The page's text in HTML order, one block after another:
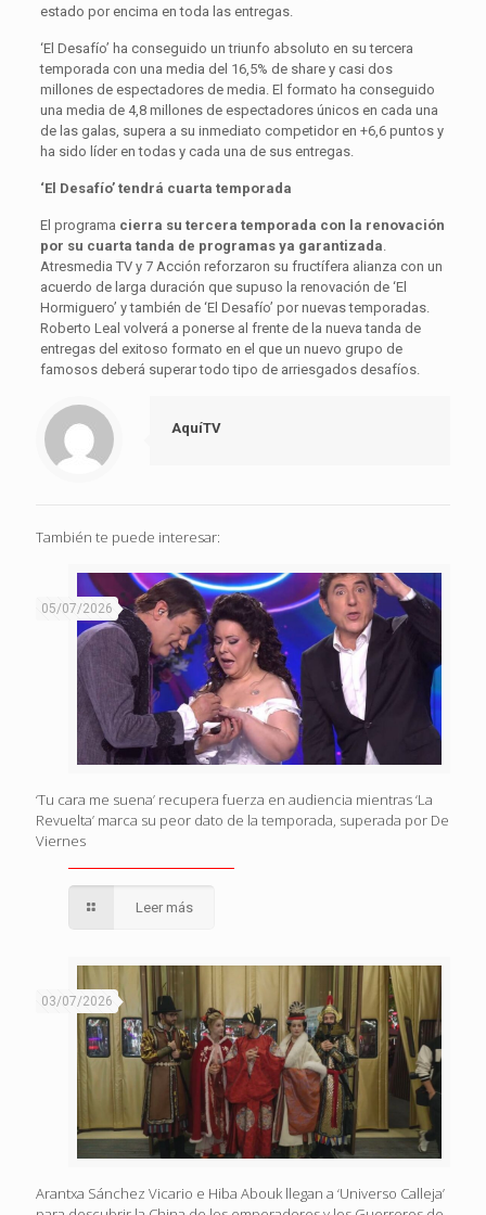
estado por encima en toda las entregas.
‘El Desafío’ ha conseguido un triunfo absoluto en su tercera
temporada con una media del 16,5% de share y casi dos
millones de espectadores de media. El formato ha conseguido
una media de 4,8 millones de espectadores únicos en cada una
de las galas, supera a su inmediato competidor en +6,6 puntos y
ha sido líder en todas y cada una de sus entregas.
‘El Desafío’ tendrá cuarta temporada
El programa cierra su tercera temporada con la renovación
por su cuarta tanda de programas ya garantizada
Atresmedia TV y 7 Acción reforzaron su fructífera alianza con un
acuerdo de larga duración que supuso la renovación de ‘El
Hormiguero’ y también de ‘El Desafío’ por nuevas temporadas.
Roberto Leal volverá a ponerse al frente de la nueva tanda de
entregas del exitoso formato en el que un nuevo grupo de
famosos deberá superar todo tipo de arriesgados desafíos.
AquíTV
También te puede interesar:
05/07/2026
‘Tu cara me suena’ recupera fuerza en audiencia mientras ‘La
Revuelta’ marca su peor dato de la temporada, superada por De
Viernes
Leer más
03/07/2026
Arantxa Sánchez Vicario e Hiba Abouk llegan a ‘Universo Calleja’